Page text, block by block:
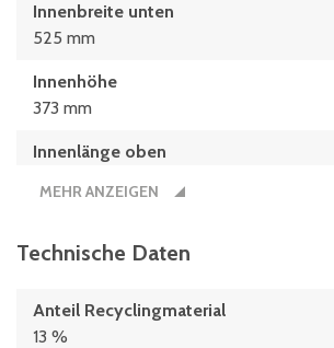
Innenbreite unten
525 mm
Innenhöhe
373 mm
Innenlänge oben
725 mm
800 mm
MEHR ANZEIGEN
Technische Daten
Anteil Recyclingmaterial
13 %